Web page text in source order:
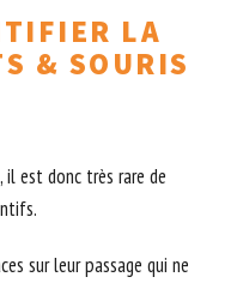
LA
& SOURIS
est donc très rare de
sur leur passage qui ne